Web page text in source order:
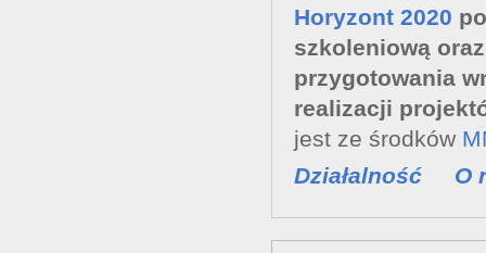
Horyzont 2020
szkoleniową
przygotowania
realizacji
jest ze środków
Działalność
O